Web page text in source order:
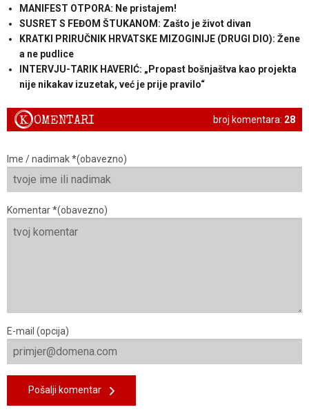
MANIFEST OTPORA: Ne pristajem!
SUSRET S FEĐOM ŠTUKANOM: Zašto je život divan
KRATKI PRIRUČNIK HRVATSKE MIZOGINIJE (DRUGI DIO): Žene
a ne pudlice
INTERVJU-TARIK HAVERIĆ: „Propast bošnjaštva kao projekta
nije nikakav izuzetak, već je prije pravilo“
broj komentara: 28
KOMENTARI
Ime / nadimak *(obavezno)
Komentar *(obavezno)
E-mail (opcija)
Pošalji komentar